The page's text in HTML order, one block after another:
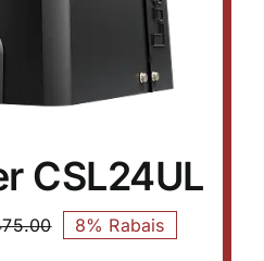
CSL24UL
8% Rabais